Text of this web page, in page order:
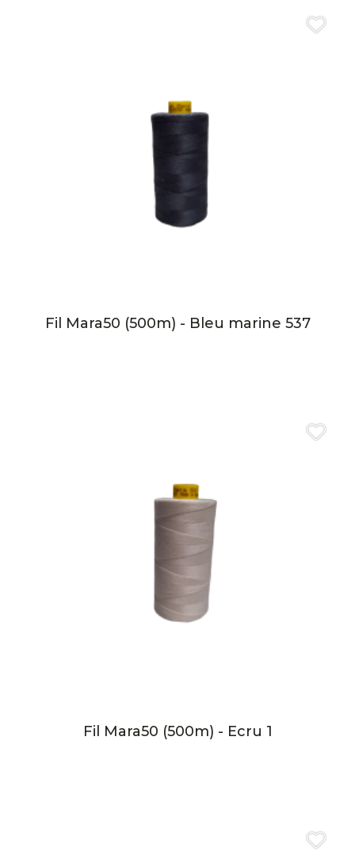
Fil Mara50 (500m) - Bleu marine 537
Fil Mara50 (500m) - Ecru 1